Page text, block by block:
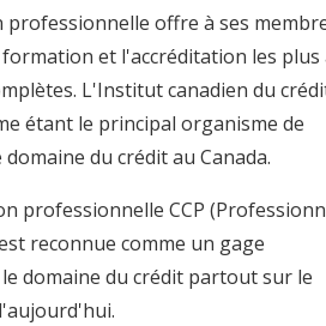
professionnelle offre à ses
et l'accréditation les plus
L'Institut canadien du
étant le principal organisme de
du crédit au Canada.
professionnelle CCP
reconnue comme un gage
domaine du crédit partout sur le